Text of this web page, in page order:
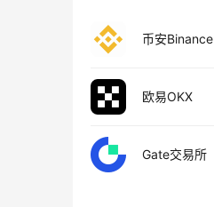
币安Binance
欧易OKX
Gate交易所